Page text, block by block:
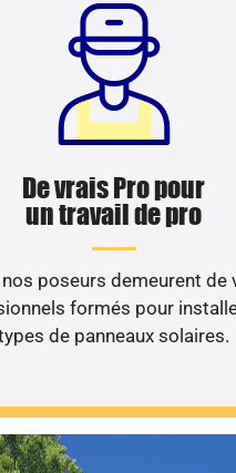
De vrais Pro pour
un travail de pro
poseurs demeurent de
formés pour
de panneaux solaires.